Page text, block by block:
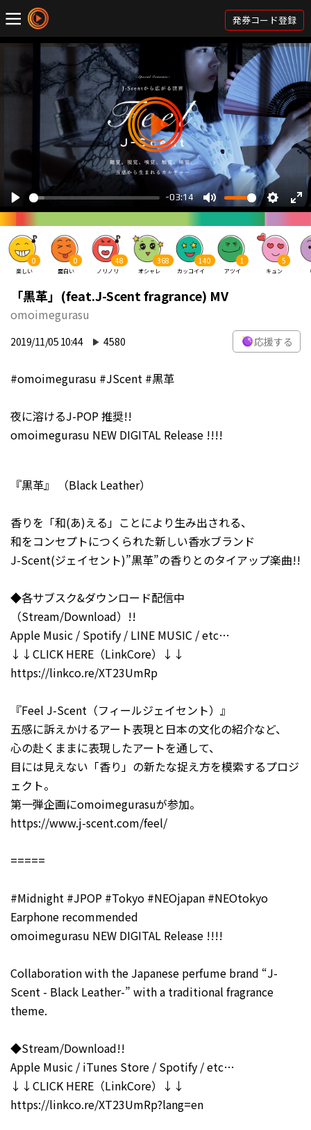
発券コード登録
0
楽しい
0
面白い
48
ノリノリ
368
オシャレ
140
カッコイイ
1
アツイ
5
キュン
「黒革」(feat.J-Scent fragrance) MV
omoimegurasu
2019/11/05 10:44 4580 応援する
#omoimegurasu #JScent #黒革
夜に溶けるJ-POP 推奨!!
omoimegurasu NEW DIGITAL Release !!!!
『黒革』 （Black Leather）
香りを「和(あ)える」ことにより生み出される、
和をコンセプトにつくられた新しい香水ブランド
J-Scent(ジェイセント)”黒革”の香りとのタイアップ楽曲!!
◆各サブスク&ダウンロード配信中
（Stream/Download）!!
Apple Music / Spotify / LINE MUSIC / etc…
↓↓CLICK HERE（LinkCore）↓↓
https://linkco.re/XT23UmRp
『Feel J-Scent（フィールジェイセント）』
五感に訴えかけるアート表現と日本の文化の紹介など、
心の赴くままに表現したアートを通して、
目には見えない「香り」の新たな捉え方を模索するプロジ
ェクト。
第一弾企画にomoimegurasuが参加。
https://www.j-scent.com/feel/
=====
#Midnight #JPOP #Tokyo #NEOjapan #NEOtokyo
Earphone recommended
omoimegurasu NEW DIGITAL Release !!!!
Collaboration with the Japanese perfume brand “J-
Scent - Black Leather-” with a traditional fragrance
theme.
◆Stream/Download!!
Apple Music / iTunes Store / Spotify / etc…
↓↓CLICK HERE（LinkCore）↓↓
https://linkco.re/XT23UmRp?lang=en